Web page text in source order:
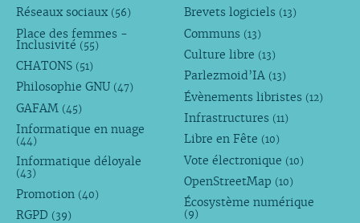
Réseaux sociaux (56)
Place des femmes -
Inclusivité (55)
CHATONS (51)
Philosophie GNU (47)
GAFAM (45)
Informatique en nuage
(44)
Informatique déloyale
(43)
Promotion (40)
RGPD (39)
Brevets logiciels (13)
Communs (13)
Culture libre (13)
Parlezmoid’IA (13)
Évènements libristes (12)
Infrastructures (11)
Libre en Fête (10)
Vote électronique (10)
OpenStreetMap (10)
Écosystème numérique
(9)